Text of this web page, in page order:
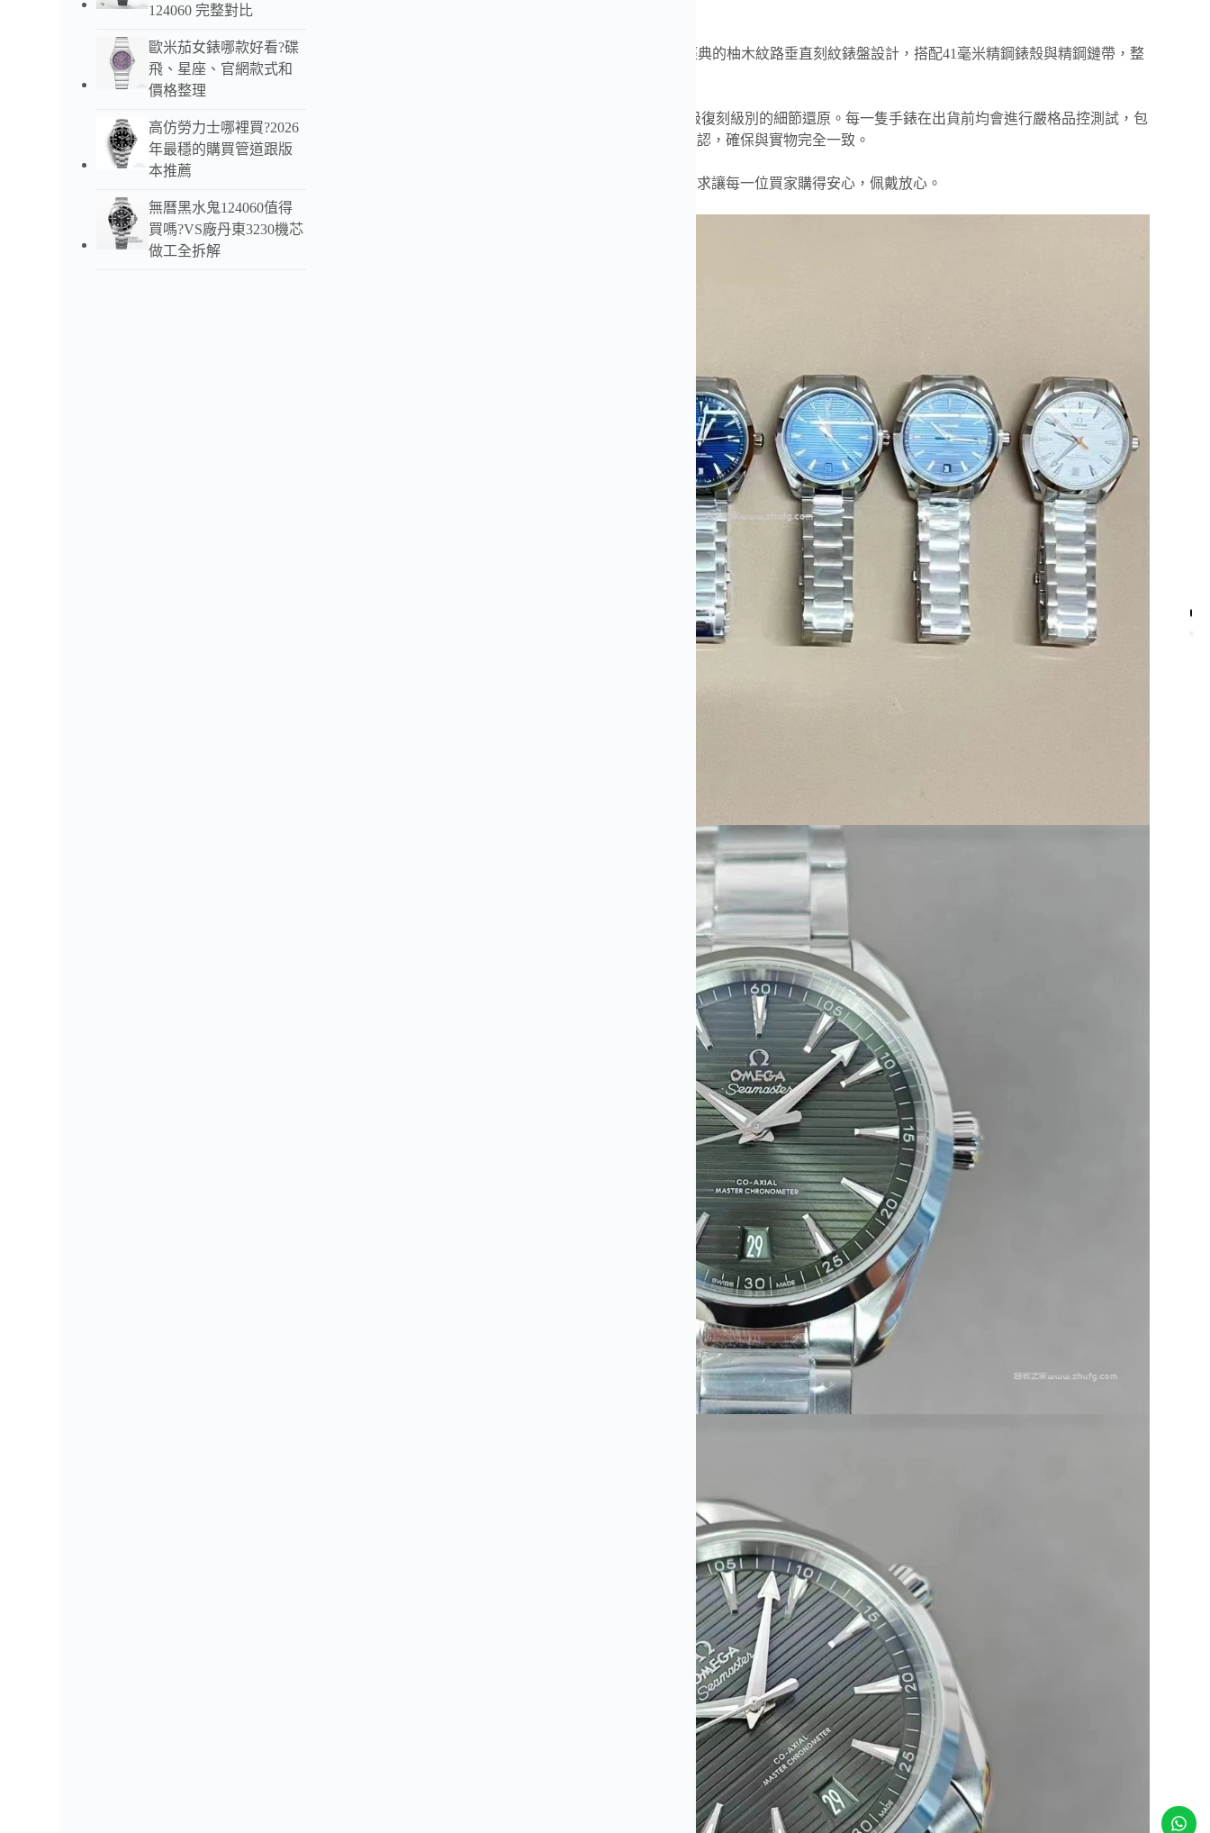
，採用經典的柚木紋路垂直刻紋錶盤設計，搭配41毫米精鋼錶殼與精鋼鏈帶，整
VS廠版本搭載穩定的自動機芯，走時精準，擁有超級復刻級別的細節還原。每一隻手錶在出貨前均會進行嚴格品控測試，包
含走時誤差檢測，並拍攝高清細節圖與視頻給客戶確認，確保與實物完全一致。
我們承諾所售商品皆為最高版本，絕不以次充好，力求讓每一位買家購得安心，佩戴放心。
124060 完整對比
歐米茄女錶哪款好看?碟
飛、星座、官網款式和
價格整理
高仿勞力士哪裡買?2026
年最穩的購買管道跟版
本推薦
無曆黑水鬼124060值得
買嗎?VS廠丹東3230機芯
做工全拆解